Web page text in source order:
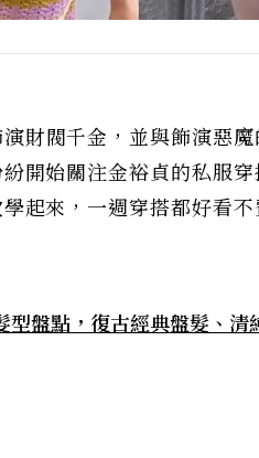
財閥千金，並與飾演惡
開始關注金裕貞的私服
起來，一週穿搭都好看不
型盤點，復古經典盤髮、清